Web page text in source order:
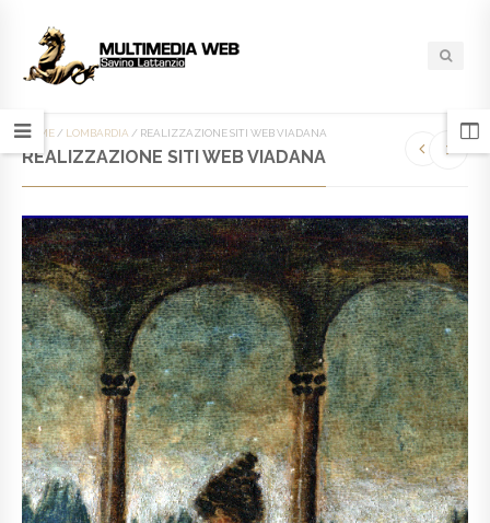
HOME / LOMBARDIA / REALIZZAZIONE SITI WEB VIADANA
REALIZZAZIONE SITI WEB VIADANA